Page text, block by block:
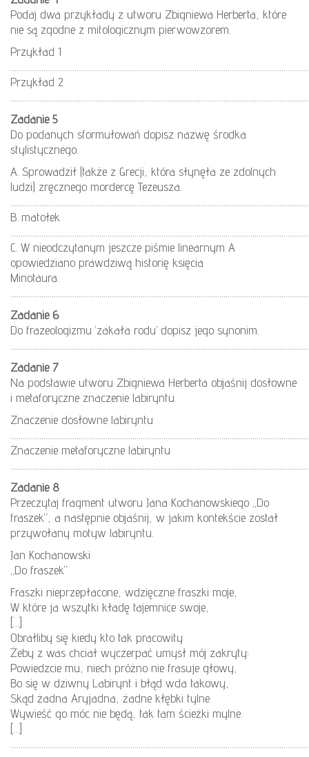
Podaj dwa przykłady z utworu Zbigniewa Herberta, które
nie są zgodne z mitologicznym pierwowzorem.
Przykład 1
Przykład 2
Zadanie 5
Do podanych sformułowań dopisz nazwę środka
stylistycznego.
A. Sprowadził (także z Grecji, która słynęła ze zdolnych
ludzi) zręcznego mordercę Tezeusza.
B. matołek
C. W nieodczytanym jeszcze piśmie linearnym A
opowiedziano prawdziwą historię księcia
Minotaura.
Zadanie 6
Do frazeologizmu ‘zakała rodu’ dopisz jego synonim.
Zadanie 7
Na podstawie utworu Zbigniewa Herberta objaśnij dosłowne
i metaforyczne znaczenie labiryntu.
Znaczenie dosłowne labiryntu
Znaczenie metaforyczne labiryntu
Zadanie 8
Przeczytaj fragment utworu Jana Kochanowskiego „Do
fraszek”, a następnie objaśnij, w jakim kontekście został
przywołany motyw labiryntu.
Jan Kochanowski
„Do fraszek”
Fraszki nieprzepłacone, wdzięczne fraszki moje,
W które ja wszytki kładę tajemnice swoje,
[…]
Obrałliby się kiedy kto tak pracowity
Żeby z was chciał wyczerpać umysł mój zakryty:
Powiedzcie mu, niech próżno nie frasuje głowy,
Bo się w dziwny Labirynt i błąd wda takowy,
Skąd żadna Aryjadna, żadne kłębki tylne
Wywieść go móc nie będą, tak tam ścieżki mylne.
[…]